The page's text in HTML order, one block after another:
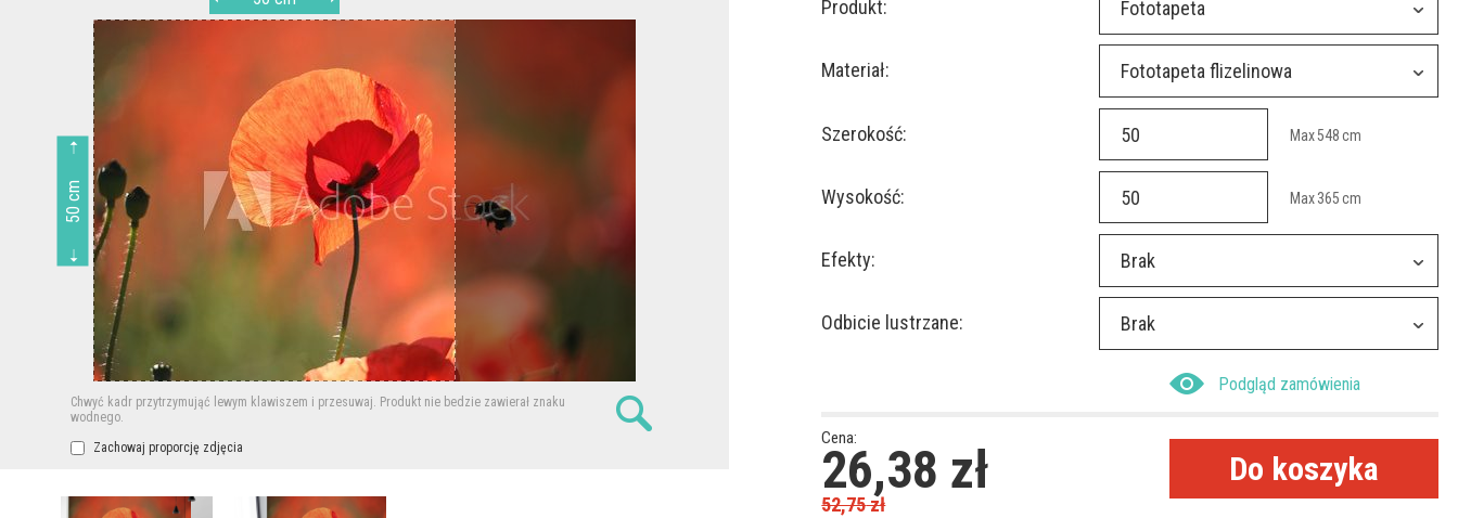
50 cm
Chwyć kadr przytrzymująć lewym klawiszem i przesuwaj. Produkt nie bedzie zawierał znaku
wodnego.
Zachowaj proporcję zdjęcia
Produkt: Fototapeta
Materiał: Fototapeta flizelinowa
Szerokość: Max548 cm
Wysokość: Max365 cm
Efekty: Brak
Odbicie lustrzane: Brak
Podgląd zamówienia
Cena:
26,38 zł
52,75zł